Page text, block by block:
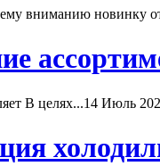
вниманию
В целях...14 Июль